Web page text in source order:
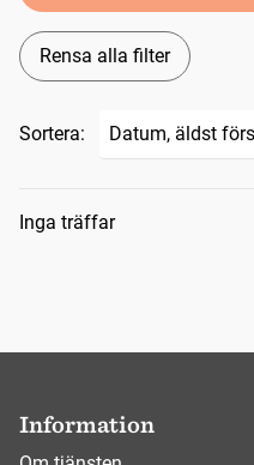
Rensa alla filter
Sortera:
Sökresultat
Inga träffar
Information